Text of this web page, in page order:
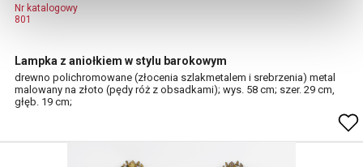
Nr katalogowy
801
Lampka z aniołkiem w stylu barokowym
drewno polichromowane (złocenia szlakmetalem i srebrzenia) metal
malowany na złoto (pędy róż z obsadkami); wys. 58 cm; szer. 29 cm,
głęb. 19 cm;